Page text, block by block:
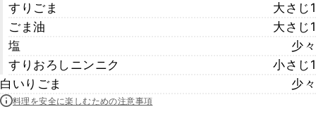
すりごま
大さじ1
ごま油
大さじ1
塩
少々
すりおろしニンニク
小さじ1
白いりごま
少々
料理を安全に楽しむための注意事項